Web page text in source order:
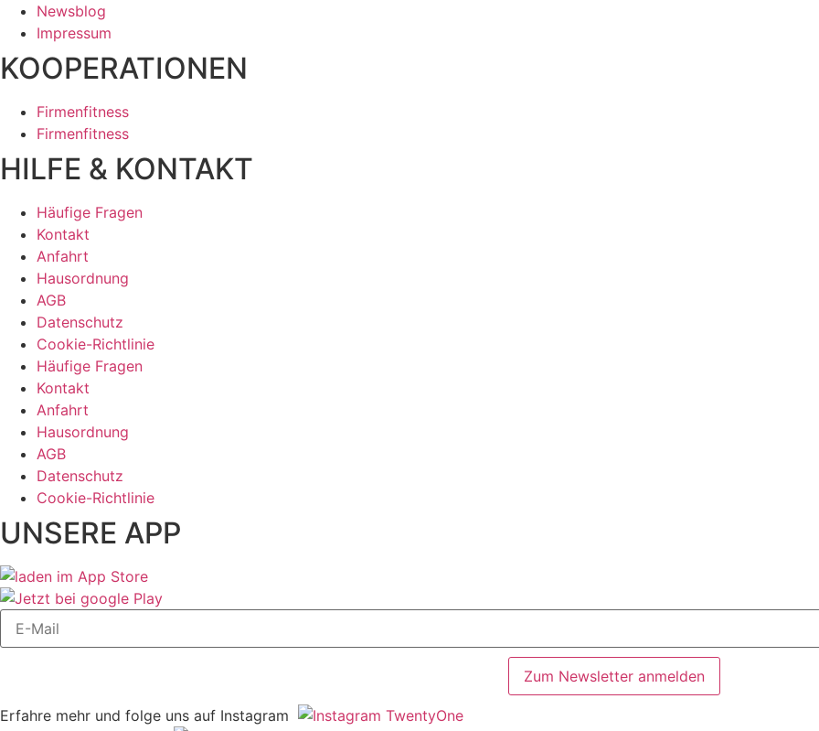
Newsblog
Impressum
KOOPERATIONEN
Firmenfitness
Firmenfitness
HILFE & KONTAKT
Häufige Fragen
Kontakt
Anfahrt
Hausordnung
AGB
Datenschutz
Cookie-Richtlinie
Häufige Fragen
Kontakt
Anfahrt
Hausordnung
AGB
Datenschutz
Cookie-Richtlinie
UNSERE APP
Zum Newsletter anmelden
Erfahre mehr und folge uns auf Instagram